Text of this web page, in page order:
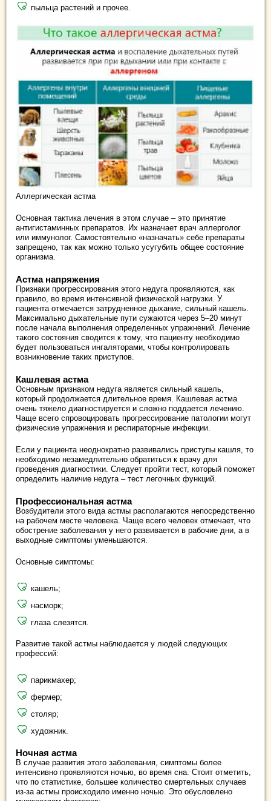
пыльца растений и прочее.
Аллергическая астма
Основная тактика лечения в этом случае – это принятие
антигистаминных препаратов. Их назначает врач аллерголог
или иммунолог. Самостоятельно «назначать» себе препараты
запрещено, так как можно только усугубить общее состояние
организма.
Астма напряжения
Признаки прогрессирования этого недуга проявляются, как
правило, во время интенсивной физической нагрузки. У
пациента отмечается затрудненное дыхание, сильный кашель.
Максимально дыхательные пути сужаются через 5–20 минут
после начала выполнения определенных упражнений. Лечение
такого состояния сводится к тому, что пациенту необходимо
будет пользоваться ингаляторами, чтобы контролировать
возникновение таких приступов.
Кашлевая астма
Основным признаком недуга является сильный кашель,
который продолжается длительное время. Кашлевая астма
очень тяжело диагностируется и сложно поддается лечению.
Чаще всего спровоцировать прогрессирование патологии могут
физические упражнения и респираторные инфекции.
Если у пациента неоднократно развивались приступы кашля, то
необходимо незамедлительно обратиться к врачу для
проведения диагностики. Следует пройти тест, который поможет
определить наличие недуга – тест легочных функций.
Профессиональная астма
Возбудители этого вида астмы располагаются непосредственно
на рабочем месте человека. Чаще всего человек отмечает, что
обострение заболевания у него развивается в рабочие дни, а в
выходные симптомы уменьшаются.
Основные симптомы:
кашель;
насморк;
глаза слезятся.
Развитие такой астмы наблюдается у людей следующих
профессий:
парикмахер;
фермер;
столяр;
художник.
Ночная астма
В случае развития этого заболевания, симптомы более
интенсивно проявляются ночью, во время сна. Стоит отметить,
что по статистике, большее количество смертельных случаев
из-за астмы происходило именно ночью. Это обусловлено